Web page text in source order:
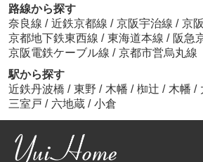
路線から探す
奈良線 / 近鉄京都線 / 京阪宇治線 / 京
京都地下鉄東西線 / 東海道本線 / 阪急
京阪電鉄ケーブル線 / 京都市営烏丸線
駅から探す
近鉄丹波橋 / 東野 / 木幡 / 椥辻 / 木幡 /
三室戸 / 六地蔵 / 小倉